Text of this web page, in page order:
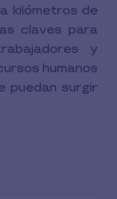
kilómetros de
claves para
y
humanos
puedan surgir